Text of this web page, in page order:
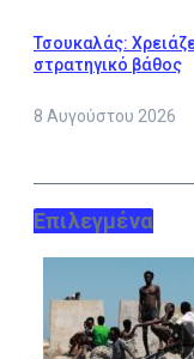
Τσουκαλάς:
στρατηγικό βάθος
8 Αυγούστου 2026
Επιλεγμένα